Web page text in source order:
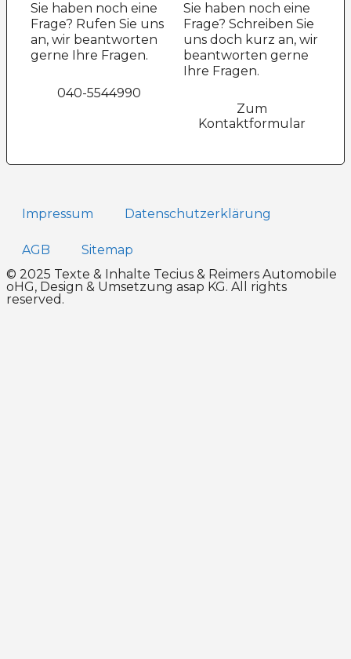
Sie haben noch eine
Frage? Rufen Sie uns
an, wir beantworten
gerne Ihre Fragen.
040-5544990
Sie haben noch eine
Frage? Schreiben Sie
uns doch kurz an, wir
beantworten gerne
Ihre Fragen.
Zum
Kontaktformular
Impressum Datenschutz­erklärung
AGB
Sitemap
© 2025 Texte & Inhalte Tecius & Reimers Automobile
oHG, Design & Umsetzung asap KG. All rights
reserved.